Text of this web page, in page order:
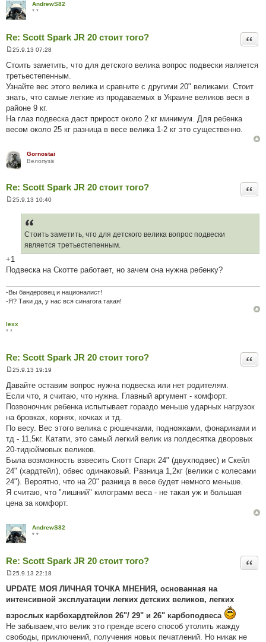
AndrewS82
* *
Re: Scott Spark JR 20 стоит того?
в
і
о
м
л
е
н
я
25.9.13 07:28
Стоить заметить, что для детского велика вопрос подвески является
третьестепенным.
Узнайте вес этого велика и сравните с другими 20" великами. Стоит
знать, что самые легкие из продаваемых в Украине великов веся в
районе 9 кг.
На глаз подвеска даст прирост около 2 кг минимум. Для ребенка
весом около 25 кг разница в весе велика 1-2 кг это существенно.
Gornostai
Велопузiк
Re: Scott Spark JR 20 стоит того?
л
е
н
н
25.9.13 10:40
Стоить заметить, что для детского велика вопрос подвески
является третьестепенным.
+1
Подвеска на Скотте работает, но зачем она нужна ребенку?
-Вы бандеровец и националист!
-Я? Таки да, у нас вся синагога такая!
lexx
* *
Re: Scott Spark JR 20 стоит того?
в
і
о
м
е
н
н
я
25.9.13 19:19
Давайте оставим вопрос нужна подвеска или нет родителям.
Если что, я считаю, что нужна. Главный аргумент - комфорт.
Позвоночник ребенка испытывает гораздо меньше ударных нагрузок
на бровках, корнях, кочках и тд.
По весу. Вес этого велика с рюшечками, подножками, фонариками и
тд - 11,5кг. Катати, это самый легкий велик из полдесятка дворовых
20-тидюймовых великов.
Была возможность взвесить Скотт Спарк 24" (двухподвес) и Скейл
24" (хардтейл), обвес одинаковый. Разница 1,2кг (велики с колесами
24"). Вероятно, что на 20" разница в весе будет немного меньше.
Я считаю, что "лишний" килограмм веса - не такая уж и большая
цена за комфорт.
AndrewS82
* *
Re: Scott Spark JR 20 стоит того?
о
в
і
о
м
л
е
25.9.13 22:18
UPDATE МОЯ ЛИЧНАЯ ТОЧКА МНЕНИЯ, основанная на
интенсивной эксплуатации легких детских великов, легких
взрослых карбохардтейлов 26"/ 29" и 26" карбоподвеса
Не забываем,что велик это прежде всего способ утолить жажду
свободы, приключений, получения новых печатлений. Но никак не